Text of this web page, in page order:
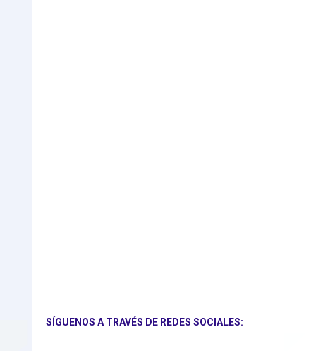
SÍGUENOS A TRAVÉS DE REDES SOCIALES: